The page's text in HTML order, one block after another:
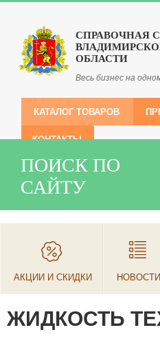
СПРАВОЧНАЯ
ОБЛАСТИ
Весь бизнес на
КАТАЛОГ ТОВАРОВ
КОНТАКТЫ
ПОИСК ПО
САЙТУ
АКЦИИ И СКИДКИ НОВОСТИ
ЖИДКОСТЬ